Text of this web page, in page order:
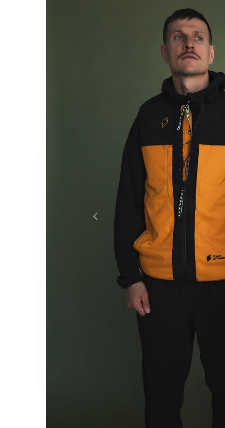
Previous